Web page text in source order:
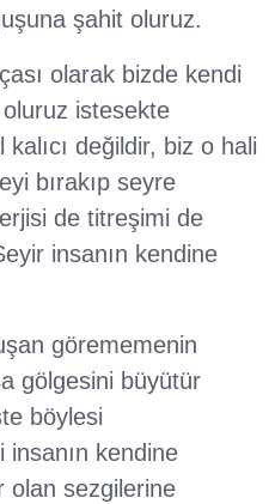
şahit oluruz.
olarak bizde kendi
oluruz istesekte
değildir, biz o hali
bırakıp seyre
de titreşimi de
insanın kendine
görememenin
gölgesini büyütür
böylesi
insanın kendine
olan sezgilerine